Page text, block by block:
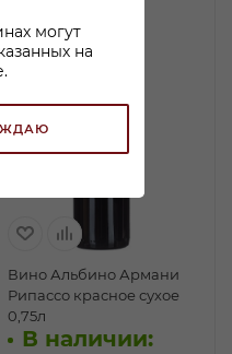
могут
на
Вино Альбино Армани
Рипассо красное сухое
0,75л
В наличии: